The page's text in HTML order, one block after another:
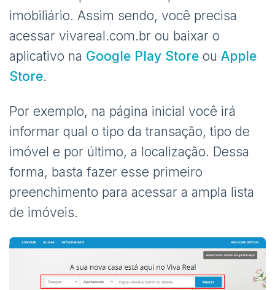
imobiliário. Assim sendo, você precisa
acessar vivareal.com.br ou baixar o
aplicativo na Google Play Store ou Apple
Store.
Por exemplo, na página inicial você irá
informar qual o tipo da transação, tipo de
imóvel e por último, a localização. Dessa
forma, basta fazer esse primeiro
preenchimento para acessar a ampla lista
de imóveis.